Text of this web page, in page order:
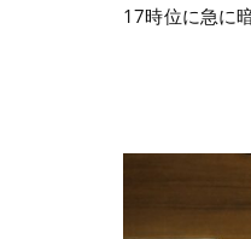
17時位に急に